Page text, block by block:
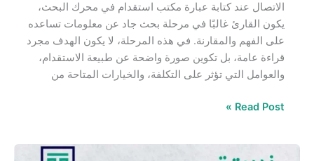
الاتصال عند كتابة عبارة مكتب استقدام في محرك البحث،
يكون القارئ غالبًا في مرحلة بحث جاد عن معلومات تساعده
على الفهم والمقارنة. في هذه المرحلة، لا يكون الهدف مجرد
قراءة عامة، بل تكوين صورة واضحة عن طبيعة الاستقدام،
والعوامل التي تؤثر على التكلفة، والخيارات المتاحة من
Read Post »
أفضل